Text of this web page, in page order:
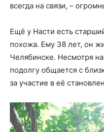
всегда на связи, –
Ещё у Насти есть
похожа. Ему 38 лет, он
Челябинске. Несмотря
подолгу общается с
за участие в её